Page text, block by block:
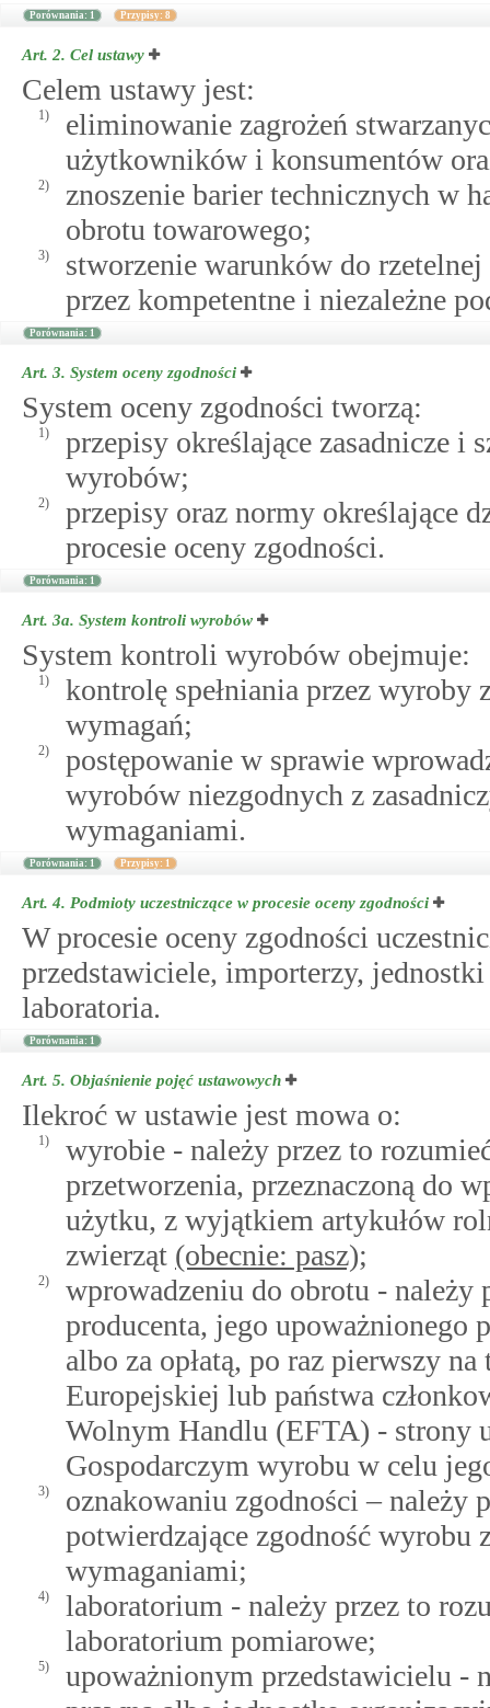
Porównania: 1 Przypisy: 8
Art. 2. Cel ustawy
Celem ustawy jest:
1)
eliminowanie zagrożeń
użytkowników i konsumentów
2)
znoszenie barier technicznych w
obrotu towarowego;
3)
stworzenie warunków do
przez kompetentne i niezależne
Porównania: 1
Art. 3. System oceny zgodności
System oceny zgodności tworzą:
1)
przepisy określające zasadnicze i
wyrobów;
2)
przepisy oraz normy określające
procesie oceny zgodności.
Porównania: 1
Art. 3a. System kontroli wyrobów
System kontroli wyrobów obejmuje:
1)
kontrolę spełniania przez wyroby
wymagań;
2)
postępowanie w sprawie
wyrobów niezgodnych z
wymaganiami.
Porównania: 1 Przypisy: 1
Art. 4. Podmioty uczestniczące w procesie oceny zgodności
W procesie oceny zgodności
przedstawiciele, importerzy,
laboratoria.
Porównania: 1
Art. 5. Objaśnienie pojęć ustawowych
Ilekroć w ustawie jest mowa o:
1)
wyrobie - należy przez to
przetworzenia, przeznaczoną do
użytku, z wyjątkiem artykułów
zwierząt (obecnie: pasz);
2)
wprowadzeniu do obrotu - należy
producenta, jego upoważnionego
albo za opłatą, po raz pierwszy
Europejskiej lub państwa
Wolnym Handlu (EFTA) - strony
Gospodarczym wyrobu w celu
3)
oznakowaniu zgodności – należy
potwierdzające zgodność wyrobu
wymaganiami;
4)
laboratorium - należy przez to
laboratorium pomiarowe;
5)
upoważnionym przedstawicielu -